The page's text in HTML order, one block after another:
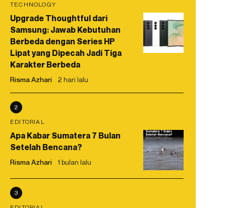
TECHNOLOGY
Upgrade Thoughtful dari
Samsung: Jawab Kebutuhan
Berbeda dengan Series HP
Lipat yang Dipecah Jadi Tiga
Karakter Berbeda
Risma Azhari 2 hari lalu
2
EDITORIAL
Apa Kabar Sumatera 7 Bulan
Setelah Bencana?
Risma Azhari 1 bulan lalu
3